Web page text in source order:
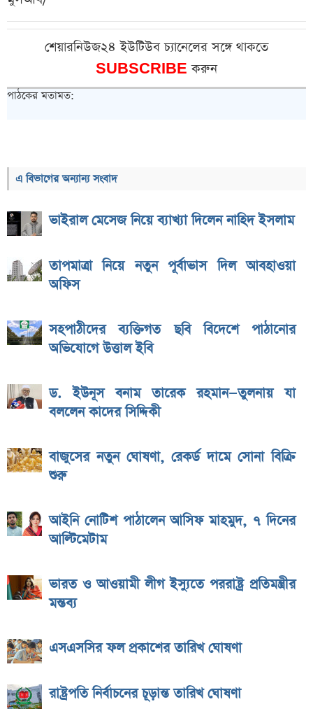
শেয়ারনিউজ২৪ ইউটিউব চ্যানেলের সঙ্গে থাকতে
SUBSCRIBEকরুন
পাঠকের মতামত:
এ বিভাগের অন্যান্য সংবাদ
ভাইরাল মেসেজ নিয়ে ব্যাখ্যা দিলেন নাহিদ ইসলাম
তাপমাত্রা নিয়ে নতুন পূর্বাভাস দিল আবহাওয়া
অফিস
সহপাঠীদের ব্যক্তিগত ছবি বিদেশে পাঠানোর
অভিযোগে উত্তাল ইবি
ড. ইউনূস বনাম তারেক রহমান—তুলনায় যা
বললেন কাদের সিদ্দিকী
বাজুসের নতুন ঘোষণা, রেকর্ড দামে সোনা বিক্রি
শুরু
আইনি নোটিশ পাঠালেন আসিফ মাহমুদ, ৭ দিনের
আল্টিমেটাম
ভারত ও আওয়ামী লীগ ইস্যুতে পররাষ্ট্র প্রতিমন্ত্রীর
মন্তব্য
এসএসসির ফল প্রকাশের তারিখ ঘোষণা
রাষ্ট্রপতি নির্বাচনের চূড়ান্ত তারিখ ঘোষণা